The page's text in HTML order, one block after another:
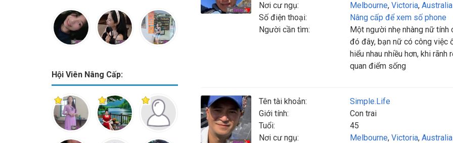
Hội Viên Nâng Cấp:
Nơi cư ngụ:
Melbourne, Victoria, Australia
Số điện thoại:
Nâng cấp để xem số phone
Người cần tìm:
Một người nhẹ nhàng nữ
đó đây, bạn nữ có công việc
hiểu nhau nhiều hơn, khi
quan điểm sống
Tên tài khoản:
Simple.Life
Giới tính:
Con trai
Tuổi:
45
Nơi cư ngụ:
Melbourne, Victoria, Australia